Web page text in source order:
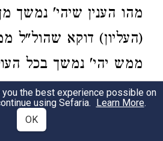
מהו הענין שיהי' נמשך
(העליון) דוקא שהול"ל
ממש יהי' נמשך בכל
ותחתונים אמנם ידוע
אצילות בריאה יצירה
the best experience possible on
using Sefaria. Learn More.
OK